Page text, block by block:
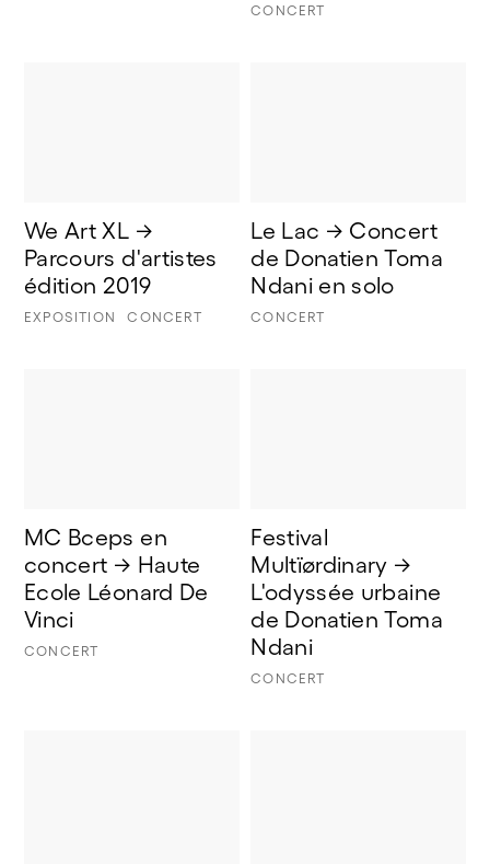
CONCERT
We Art XL →
Parcours d'artistes
édition 2019
EXPOSITION CONCERT
Le Lac → Concert
de Donatien Toma
Ndani en solo
CONCERT
MC Bceps en
concert → Haute
Ecole Léonard De
Vinci
CONCERT
Festival
Multïørdinary →
L'odyssée urbaine
de Donatien Toma
Ndani
CONCERT